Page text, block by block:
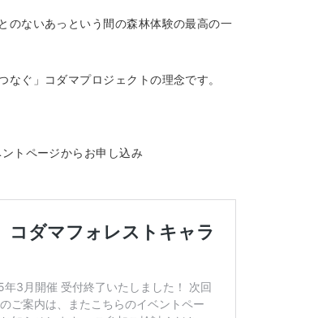
のないあっという間の森林体験の最高の一
なぐ」コダマプロジェクトの理念です。
トページからお申し込み